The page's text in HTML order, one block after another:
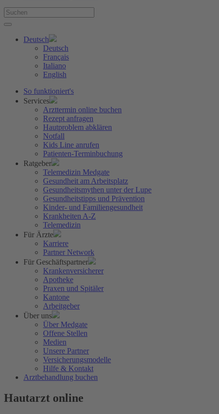
Deutsch
Deutsch
Français
Italiano
English
So funktioniert's
Services
Arzttermin online buchen
Rezept anfragen
Hautproblem abklären
Notfall
Kids Line anrufen
Patienten-Terminbuchung
Ratgeber
Telemedizin Medgate
Gesundheit am Arbeitsplatz
Gesundheitsmythen unter der Lupe
Gesundheitstipps und Prävention
Kinder- und Familiengesundheit
Krankheiten A-Z
Telemedizin
Für Ärzte
Karriere
Partner Network
Für Geschäftspartner
Krankenversicherer
Apotheke
Praxen und Spitäler
Kantone
Arbeitgeber
Über uns
Über Medgate
Offene Stellen
Medien
Unsere Partner
Versicherungsmodelle
Hilfe & Kontakt
Arztbehandlung buchen
Hautarzt online